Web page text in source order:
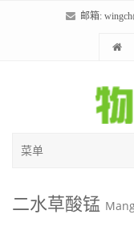
邮箱:
菜单
二水草酸锰